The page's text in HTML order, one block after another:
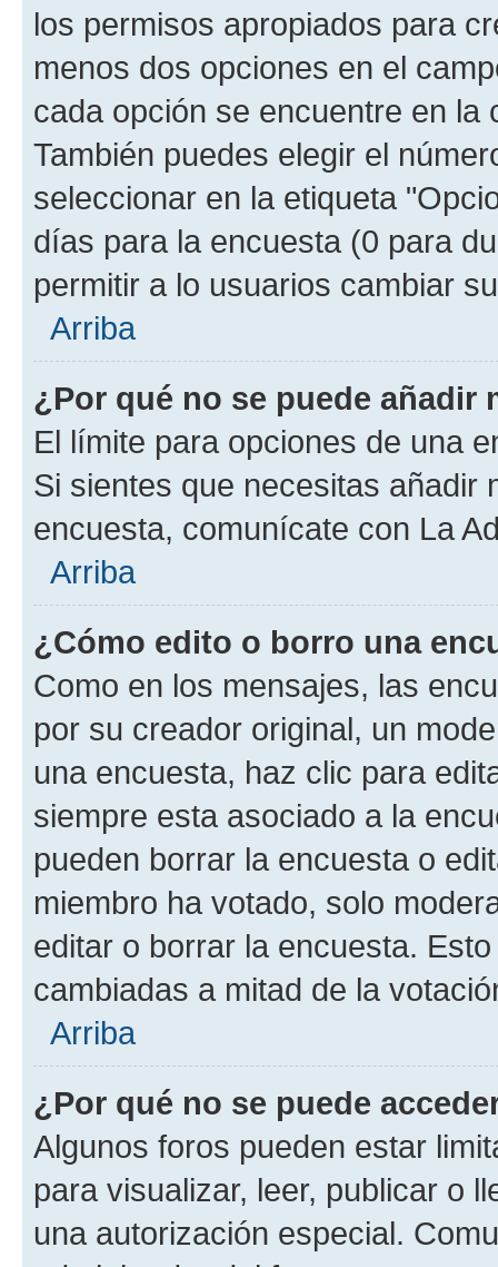
los permisos apropiados para
menos dos opciones en el
cada opción se encuentre en
También puedes elegir el
seleccionar en la etiqueta
días para la encuesta (0 para
permitir a lo usuarios cambiar
Arriba
¿Por qué no se puede añadir
El límite para opciones de una
Si sientes que necesitas añadir
encuesta, comunícate con La
Arriba
¿Cómo edito o borro una
Como en los mensajes, las
por su creador original, un
una encuesta, haz clic para
siempre esta asociado a la
pueden borrar la encuesta o
miembro ha votado, solo
editar o borrar la encuesta.
cambiadas a mitad de la
Arriba
¿Por qué no se puede
Algunos foros pueden estar
para visualizar, leer, publicar o
una autorización especial.